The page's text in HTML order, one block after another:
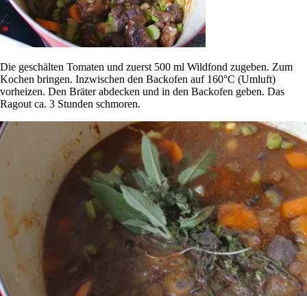
Die geschälten Tomaten und zuerst 500 ml Wildfond zugeben. Zum
Kochen bringen. Inzwischen den Backofen auf 160°C (Umluft)
vorheizen. Den Bräter abdecken und in den Backofen geben. Das
Ragout ca. 3 Stunden schmoren.